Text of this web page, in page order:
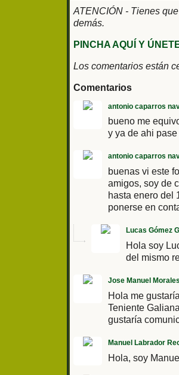
ATENCIÓN - Tienes
demás.
PINCHA AQUÍ Y
Los comentarios están
Comentarios
antonio caparros
bueno me
y ya de ahi
antonio caparros
buenas vi este
amigos, soy de
hasta enero del
ponerse en
Lucas Gómez
Hola soy
del mismo
Jose Manuel
Hola me
Teniente
gustaría
Manuel Labrador
Hola, soy